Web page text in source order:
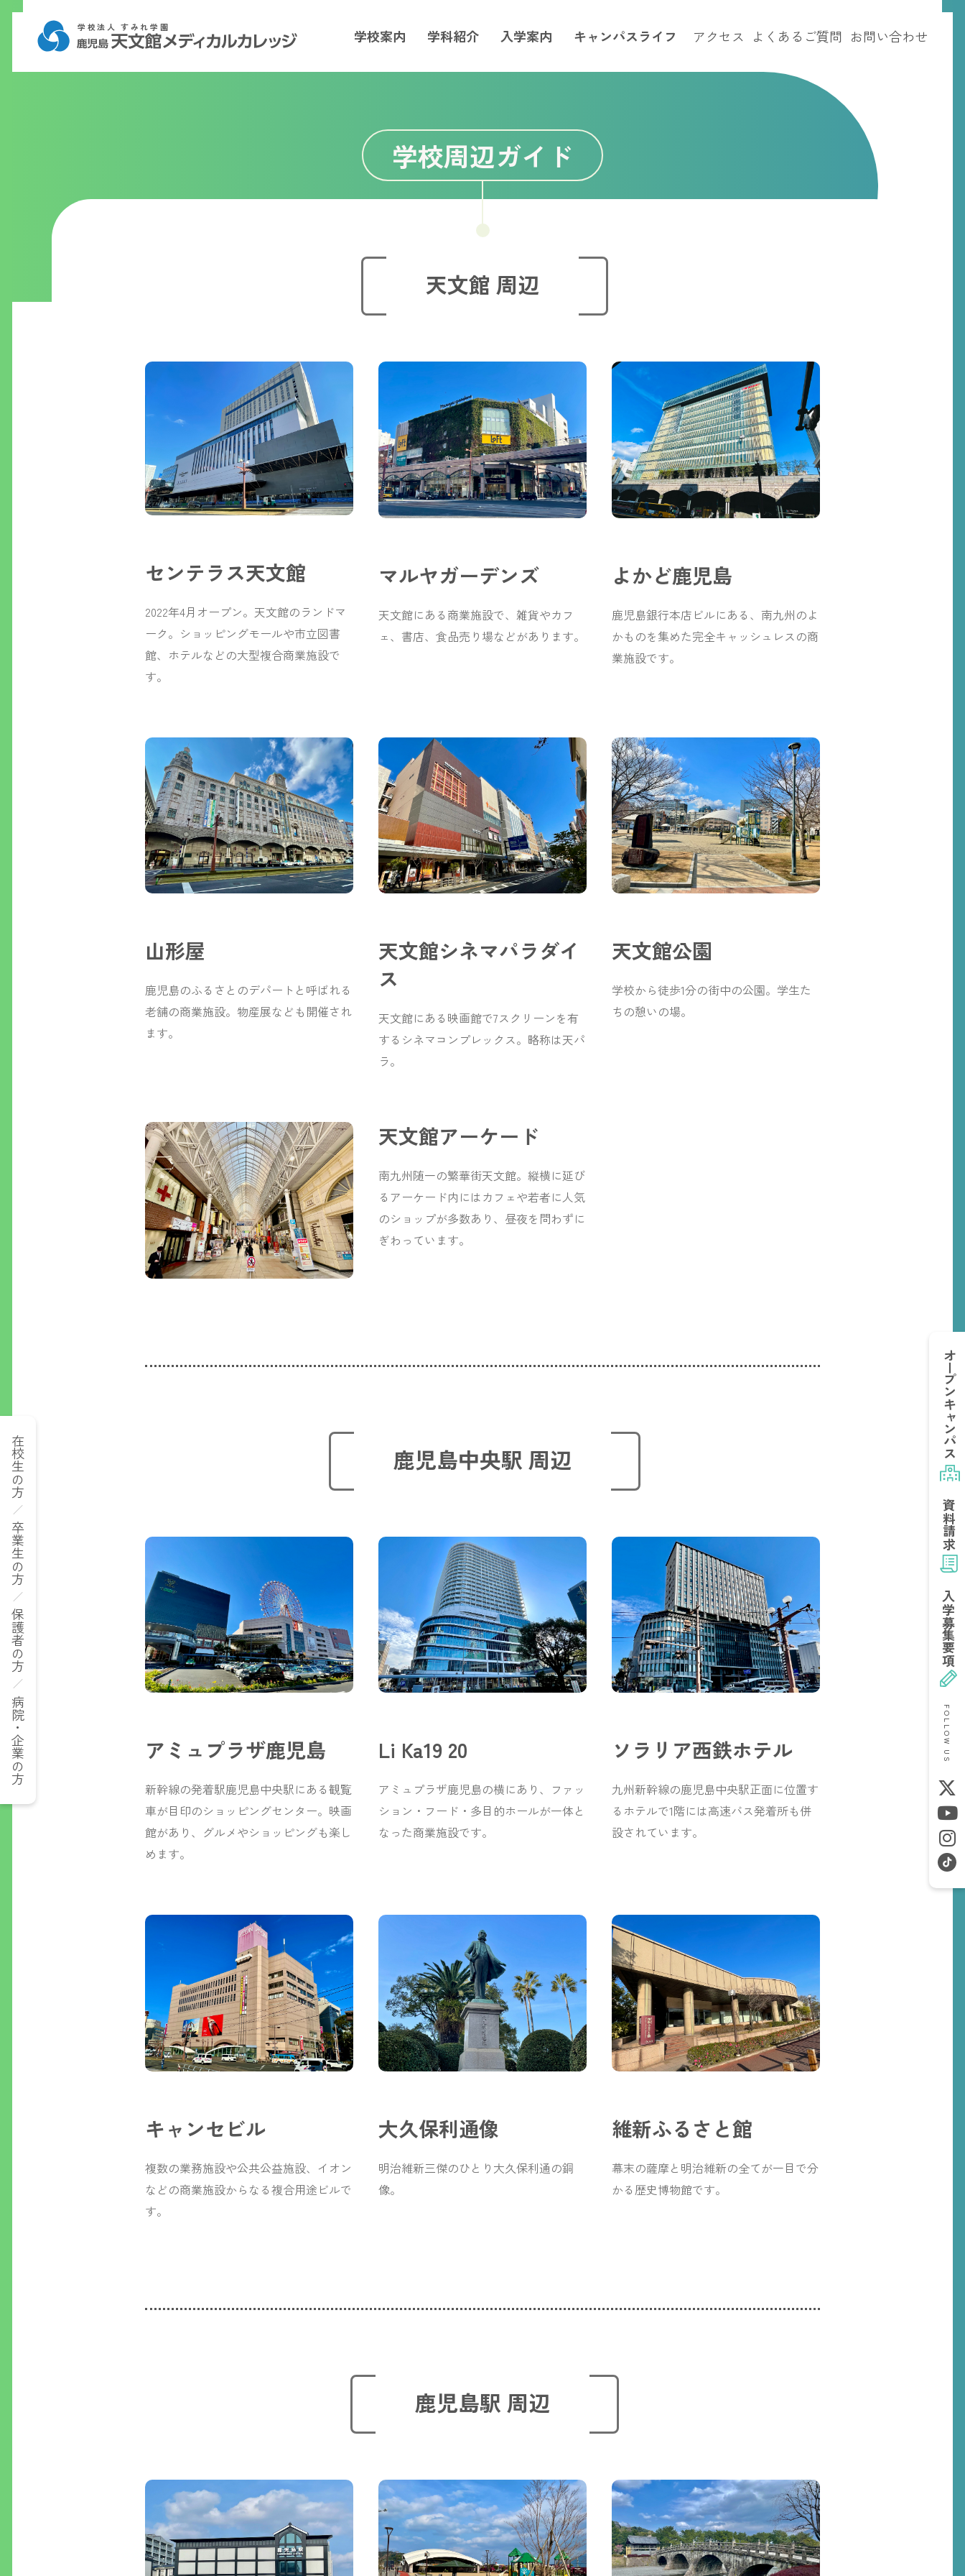
学校法人 すみれ学園
学校案内 学科紹介 入学案内 キャンパスライフ アクセス よくあるご質問 お問い合わせ
学校周辺ガイド
天文館 周辺
センテラス天文館
2022年4月オープン。天文館のランドマ
ーク。ショッピングモールや市立図書
館、ホテルなどの大型複合商業施設で
す。
マルヤガーデンズ
天文館にある商業施設で、雑貨やカフ
ェ、書店、食品売り場などがあります。
よかど鹿児島
鹿児島銀行本店ビルにある、南九州のよ
かものを集めた完全キャッシュレスの商
業施設です。
山形屋
鹿児島のふるさとのデパートと呼ばれる
老舗の商業施設。物産展なども開催され
ます。
天文館シネマパラダイ
ス
天文館にある映画館で7スクリーンを有
するシネマコンプレックス。略称は天パ
ラ。
天文館公園
学校から徒歩1分の街中の公園。学生た
ちの憩いの場。
天文館アーケード
南九州随一の繁華街天文館。縦横に延び
るアーケード内にはカフェや若者に人気
のショップが多数あり、昼夜を問わずに
ぎわっています。
鹿児島中央駅 周辺
アミュプラザ鹿児島
新幹線の発着駅鹿児島中央駅にある観覧
車が目印のショッピングセンター。映画
館があり、グルメやショッピングも楽し
めます。
Li Ka19 20
アミュプラザ鹿児島の横にあり、ファッ
ション・フード・多目的ホールが一体と
なった商業施設です。
ソラリア西鉄ホテル
九州新幹線の鹿児島中央駅正面に位置す
るホテルで1階には高速バス発着所も併
設されています。
キャンセビル
複数の業務施設や公共公益施設、イオン
などの商業施設からなる複合用途ビルで
す。
大久保利通像
明治維新三傑のひとり大久保利通の銅
像。
維新ふるさと館
幕末の薩摩と明治維新の全てが一目で分
かる歴史博物館です。
鹿児島駅 周辺
在校生の方
卒業生の方
保護者の方
病院・企業の方
オープン
キャンパス
資料請求
入学
募集要項
FOLLOW US